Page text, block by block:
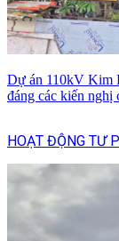
Dự án 110kV Kim
đáng các kiến nghị
HOẠT ĐỘNG TƯ